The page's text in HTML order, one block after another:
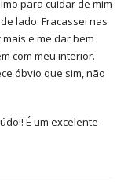
para cuidar de mim
lado. Fracassei nas
e me dar bem
com meu interior.
óbvio que sim, não
É um excelente